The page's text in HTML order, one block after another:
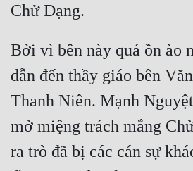
Chử Dạng.
Bởi vì bên này quá ồn ào
dẫn đến thầy giáo bên
Thanh Niên. Mạnh
mở miệng trách mắng
ra trò đã bị các cán sự